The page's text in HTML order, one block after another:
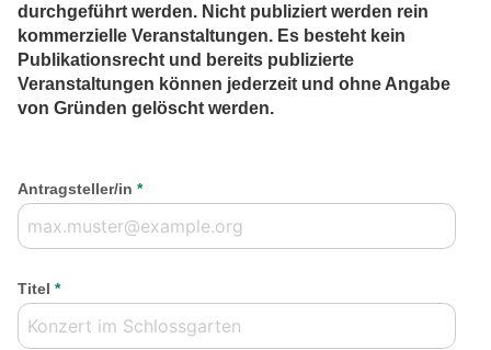
durchgeführt werden. Nicht publiziert werden rein
kommerzielle Veranstaltungen. Es besteht kein
Publikationsrecht und bereits publizierte
Veranstaltungen können jederzeit und ohne Angabe
von Gründen gelöscht werden.
Antragsteller/in *
Titel *